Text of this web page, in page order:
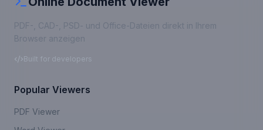
PDF-, CAD-, PSD- und Office-Dateien direkt in Ihrem
Browser anzeigen
Built for developers
Popular Viewers
PDF Viewer